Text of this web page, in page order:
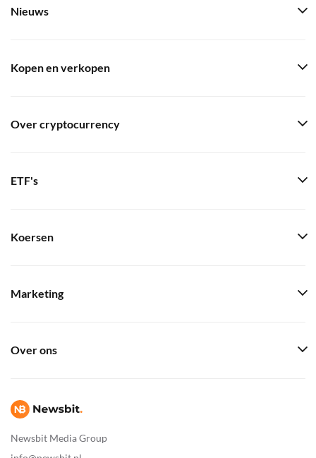
Newsbit Media Group
Nieuws
Kopen en verkopen
Over cryptocurrency
ETF's
Koersen
Marketing
Over ons